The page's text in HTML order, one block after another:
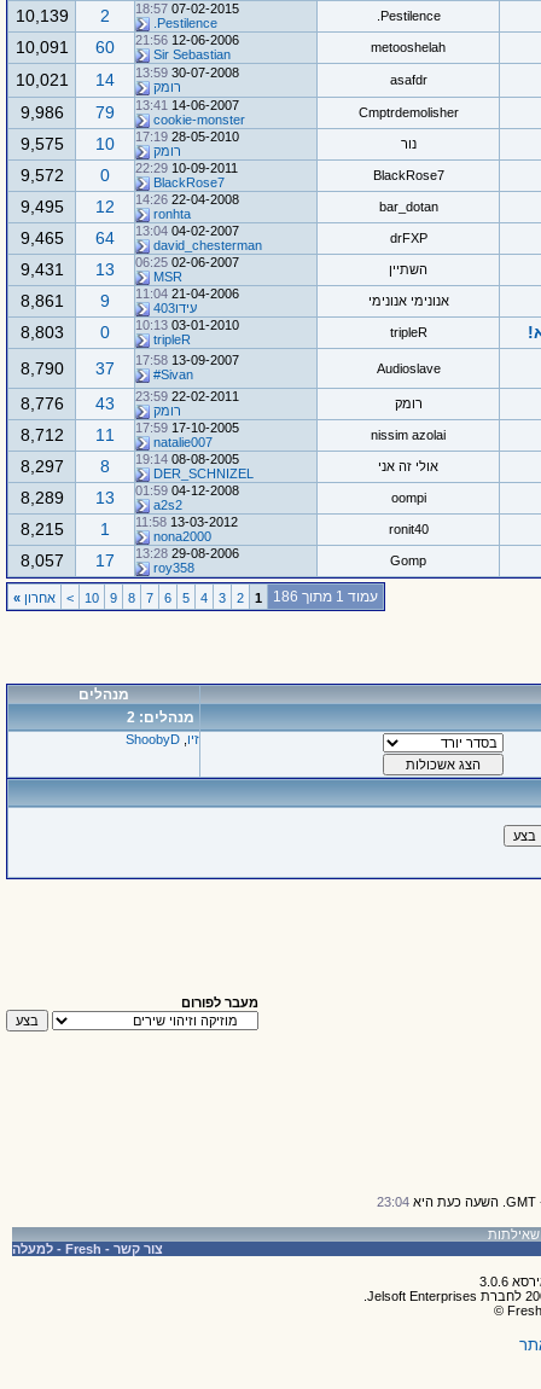
Pestilence.
07-02-2015
18:57
Pestilence.
2
10,139
metooshelah
12-06-2006
21:56
Sir Sebastian
60
10,091
asafdr
30-07-2008
13:59
רומק
14
10,021
Cmptrdemolisher
14-06-2007
13:41
cookie-monster
79
9,986
נור 28-05-2010
17:19
רומק
10
9,575
BlackRose7
10-09-2011
22:29
BlackRose7
0
9,572
bar_dotan
22-04-2008
14:26
ronhta
12
9,495
drFXP
04-02-2007
13:04
david_chesterman
64
9,465
השתיין 02-06-2007
06:25
MSR
13
9,431
אנונימי אנונימי 21-04-2006
11:04
עידו403
9
8,861
tripleR
03-01-2010
10:13
tripleR
0
8,803
Audioslave
13-09-2007
17:58
Sivan#
37
8,790
רומק 22-02-2011
23:59
רומק
43
8,776
nissim azolai
17-10-2005
17:59
natalie007
11
8,712
אולי זה אני 08-08-2005
19:14
DER_SCHNIZEL
8
8,297
oompi
04-12-2008
01:59
a2s2
13
8,289
ronit40
13-03-2012
11:58
nona2000
1
8,215
Gomp
29-08-2006
13:28
roy358
17
8,057
עמוד 1 מתוך 186 1
2
3
4
5
6
7
8
9
10
> אחרון »
מנהלים
מנהלים: 2
זיו ShoobyD
מעבר לפורום
23:04
צור קשר -
Fresh
- למעלה